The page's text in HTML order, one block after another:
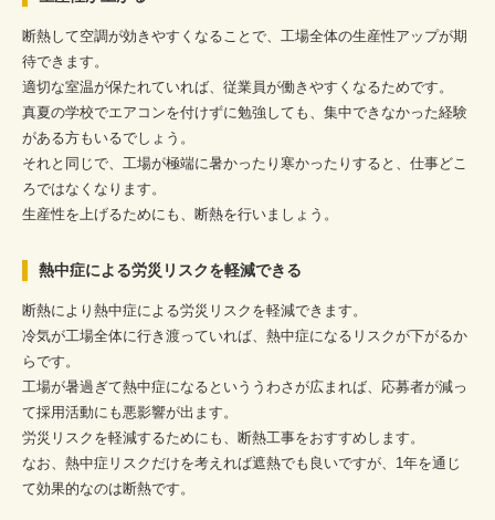
断熱して空調が効きやすくなることで、工場全体の生産性アップが期
待できます。
適切な室温が保たれていれば、従業員が働きやすくなるためです。
真夏の学校でエアコンを付けずに勉強しても、集中できなかった経験
がある方もいるでしょう。
それと同じで、工場が極端に暑かったり寒かったりすると、仕事どこ
ろではなくなります。
生産性を上げるためにも、断熱を行いましょう。
熱中症による労災リスクを軽減できる
断熱により熱中症による労災リスクを軽減できます。
冷気が工場全体に行き渡っていれば、熱中症になるリスクが下がるか
らです。
工場が暑過ぎて熱中症になるといううわさが広まれば、応募者が減っ
て採用活動にも悪影響が出ます。
労災リスクを軽減するためにも、断熱工事をおすすめします。
なお、熱中症リスクだけを考えれば遮熱でも良いですが、1年を通じ
て効果的なのは断熱です。